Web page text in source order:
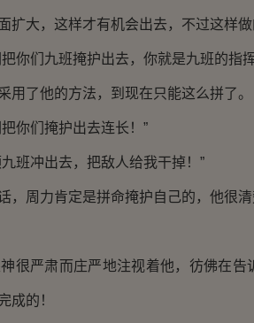
扩大，这样才有机会出去，不过这样
们九班掩护出去，你就是九班的指
了他的方法，到现在只能这么拼了。
你们掩护出去连长！”
冲出去，把敌人给我干掉！”
周力肯定是拼命掩护自己的，他很清
严肃而庄严地注视着他，彷佛在告
成的！